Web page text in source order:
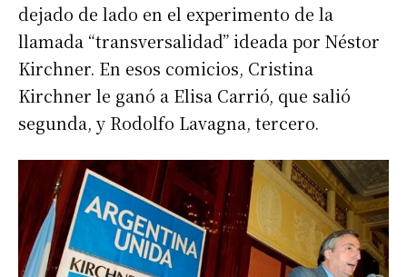
dejado de lado en el experimento de la
llamada “transversalidad” ideada por Néstor
Kirchner. En esos comicios, Cristina
Kirchner le ganó a Elisa Carrió, que salió
segunda, y Rodolfo Lavagna, tercero.